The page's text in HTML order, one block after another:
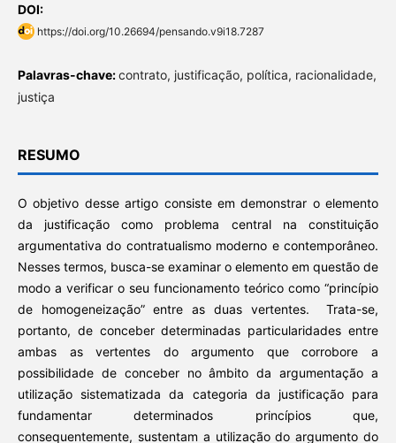
DOI:
https://doi.org/10.26694/pensando.v9i18.7287
Palavras-chave:contrato, justificação, política, racionalidade,
justiça
RESUMO
O objetivo desse artigo consiste em demonstrar o elemento
da justificação como problema central na constituição
argumentativa do contratualismo moderno e contemporâneo.
Nesses termos, busca-se examinar o elemento em questão de
modo a verificar o seu funcionamento teórico como “princípio
de homogeneização” entre as duas vertentes. Trata-se,
portanto, de conceber determinadas particularidades entre
ambas as vertentes do argumento que corrobore a
possibilidade de conceber no âmbito da argumentação a
utilização sistematizada da categoria da justificação para
fundamentar determinados princípios que,
consequentemente, sustentam a utilização do argumento do